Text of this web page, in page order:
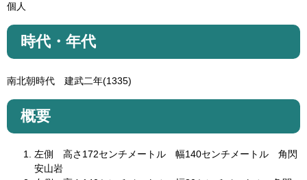
個人
時代・年代
南北朝時代 建武二年(1335)
概要
左側 高さ172センチメートル 幅140センチメートル 角閃
安山岩